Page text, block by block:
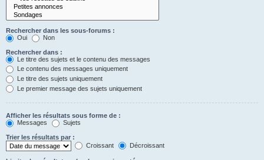
Rechercher dans les sous-forums :
Oui
Non
Rechercher dans :
Le titre des sujets et le contenu des messages
Le contenu des messages uniquement
Le titre des sujets uniquement
Le premier message des sujets uniquement
Afficher les résultats sous forme de :
Messages
Sujets
Trier les résultats par :
Croissant
Décroissant